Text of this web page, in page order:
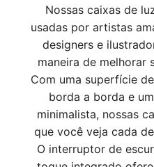
Nossas caixas de
usadas por artistas
designers e
maneira de melhorar
Com uma superfície
borda a borda e
minimalista, nossas
que você veja cada
O interruptor de